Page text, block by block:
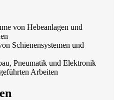
von Hebeanlagen und
Schienensystemen und
Pneumatik und Elektronik
Arbeiten